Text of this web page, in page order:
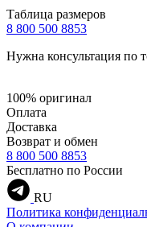
Таблица размеров
8 800 500 8853
Нужна консультация по
100% оригинал
Оплата
Доставка
Возврат и обмен
8 800 500 8853
Бесплатно по России
RU
Политика